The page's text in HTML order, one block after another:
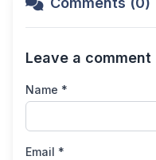
Leave a comment
Name *
Email *